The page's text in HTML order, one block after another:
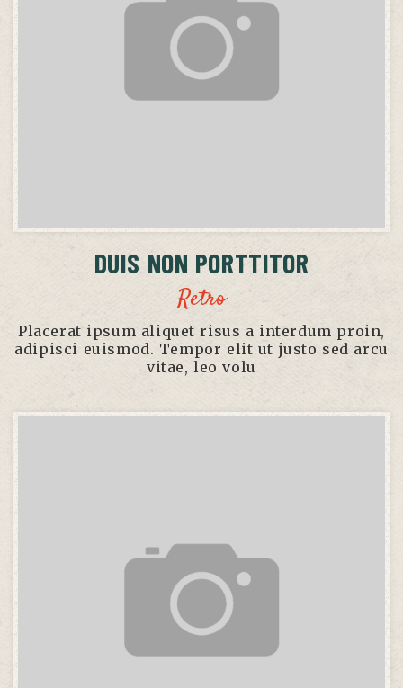
DUIS NON PORTTITOR
Retro
Placerat ipsum aliquet risus a interdum proin,
adipisci euismod. Tempor elit ut justo sed arcu
vitae, leo volu